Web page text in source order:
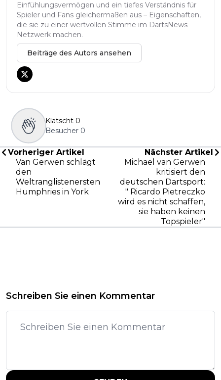
Einfühlungsvermögen und ein tiefes Verständnis für
Spieler und Fans gleichermaßen aus – Eigenschaften,
die sie zu einer wertvollen Stimme im DartsNews-
Netzwerk machen.
Beiträge des Autors ansehen
Klatscht 0
Besucher 0
Vorheriger Artikel
Van Gerwen schlägt
den
Weltranglistenersten
Humphries in York
Nächster Artikel
Michael van Gerwen
kritisiert den
deutschen Dartsport:
" Ricardo Pietreczko
wird es nicht schaffen,
sie haben keinen
Topspieler"
Schreiben Sie einen Kommentar